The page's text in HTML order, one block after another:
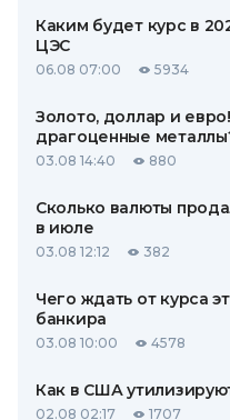
Каким будет курс в
ЦЭС
06.08 07:00 5934
Золото, доллар и
драгоценные
03.08 14:40 880
Сколько валюты
в июле
03.08 12:12 382
Чего ждать от курса
банкира
03.08 10:00 4578
Как в США
02.08 02:17 1707